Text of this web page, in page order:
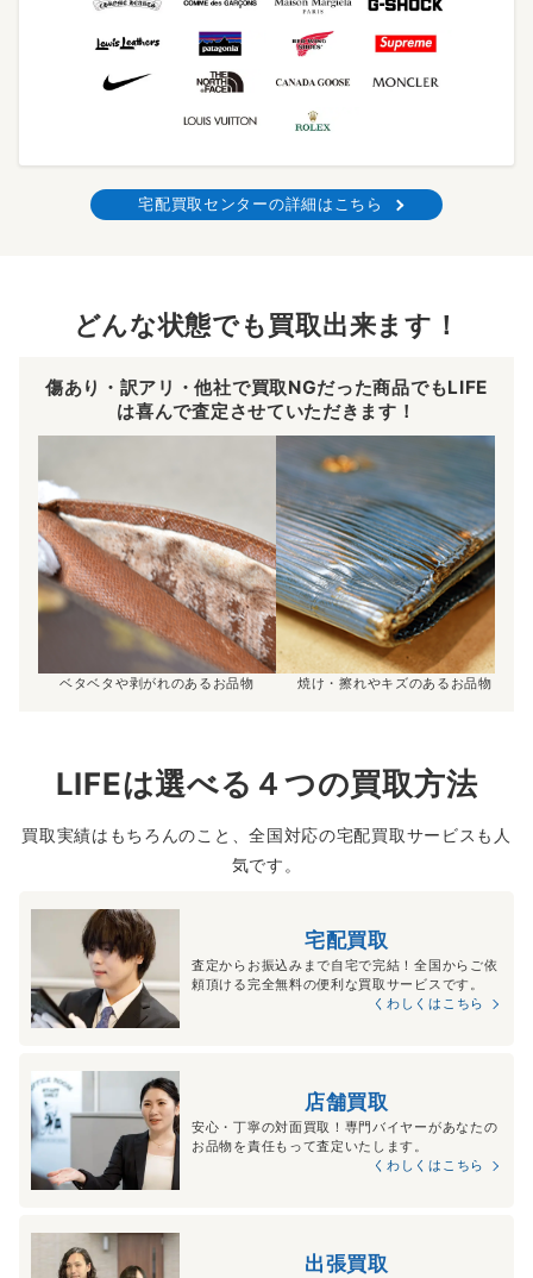
宅配買取センターの詳細はこちら
どんな状態でも買取出来ます！
傷あり・訳アリ・他社で買取NGだった商品でもLIFE
は喜んで査定させていただきます！
ベタベタや剥がれのあるお品物 焼け・擦れやキズのあるお品物
LIFEは選べる４つの買取方法
買取実績はもちろんのこと、全国対応の宅配買取サービスも人
気です。
宅配買取
査定からお振込みまで自宅で完結！全国からご依
頼頂ける完全無料の便利な買取サービスです。
くわしくはこちら
店舗買取
安心・丁寧の対面買取！専門バイヤーがあなたの
お品物を責任もって査定いたします。
くわしくはこちら
出張買取